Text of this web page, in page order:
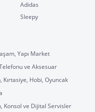
Adidas
Sleepy
Yapı Market
ve Aksesuar
Kırtasiye, Hobi, Oyuncak
Konsol ve Dijital Servisler